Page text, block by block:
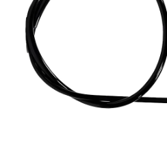
(19-
24)
cantidad